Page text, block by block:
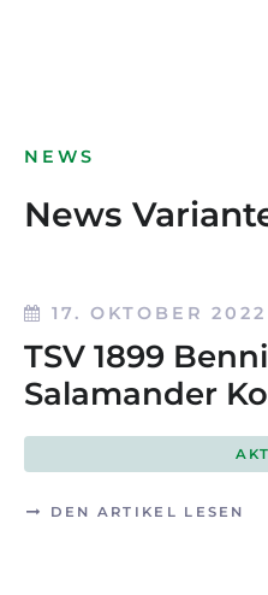
NEWS
News
17. OKTOBER 2022
TSV 1899
Salamander
DEN ARTIKEL LESEN